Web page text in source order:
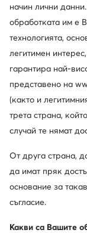
Sprandi
Чехли · Черен
7,15€
начин лични
обработката им е
технологията,
легитимен
гарантира най-
представено на
(както и
трета страна,
случай те нямат
От друга страна,
да имат пряк
основание за
съгласие.
Какви са Вашите